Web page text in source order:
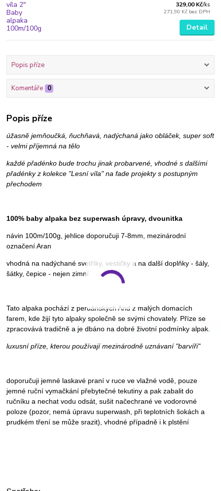
329,00 Kč/ks
271,90 Kč bez DPH
Detail
Popis příze
Komentáře 0
Popis příze
úžasně jemňoučká, ňuchňavá, nadýchaná jako obláček, super soft
- velmi příjemná na tělo
každé přadénko bude trochu jinak probarvené, vhodné s dalšími
přadénky z kolekce "Lesní víla" na fade projekty s postupným
přechodem
100% baby alpaka bez superwash úpravy, dvounitka
návin 100m/100g, jehlice doporučuji 7-8mm, mezinárodní
označení Aran
vhodná na nadýchané svetříky, vestičky a na další doplňky - šály,
šátky, čepice - nejen zimní
Tato alpaka pochází z peruánských And z malých domacích
farem, kde žijí tyto alpaky společně se svými chovately. Příze se
zpracovává tradičně a je dbáno na dobré životní podmínky alpak.
luxusní příze, kterou používají mezinárodně uznávaní "barvíři"
doporučuji jemné laskavé praní v ruce ve vlažné vodě, pouze
jemné ruční vymačkání přebytečné tekutiny a pak zabalit do
ručníku a nechat vodu odsát, sušit načechrané ve vodorovné
poloze (pozor, nemá úpravu superwash, při teplotních šokách a
prudkém tření se může srazit), vhodné případně i k plstění